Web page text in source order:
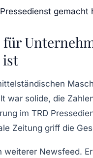
gemacht
für
ist
war solide, die
im TRD
Zeitung griff die
weiterer Newsfeed.